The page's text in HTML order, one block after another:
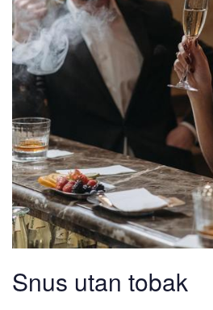
Snus utan tobak